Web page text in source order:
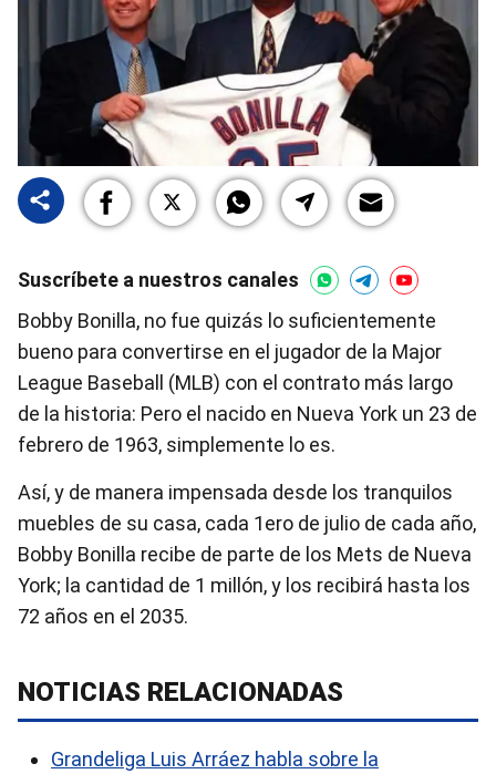
Suscríbete a nuestros canales
Bobby Bonilla, no fue quizás lo suficientemente
bueno para convertirse en el jugador de la Major
League Baseball (MLB) con el contrato más largo
de la historia: Pero el nacido en Nueva York un 23 de
febrero de 1963, simplemente lo es.
Así, y de manera impensada desde los tranquilos
muebles de su casa, cada 1ero de julio de cada año,
Bobby Bonilla recibe de parte de los Mets de Nueva
York; la cantidad de 1 millón, y los recibirá hasta los
72 años en el 2035.
NOTICIAS RELACIONADAS
Grandeliga Luis Arráez habla sobre la